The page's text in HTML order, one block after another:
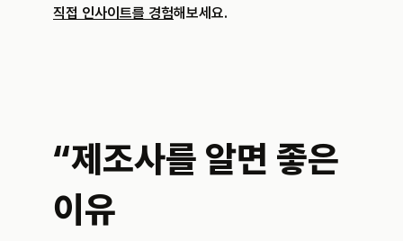
직접 인사이트를 경험해보세요.
“제조사를 알면 좋은
이유